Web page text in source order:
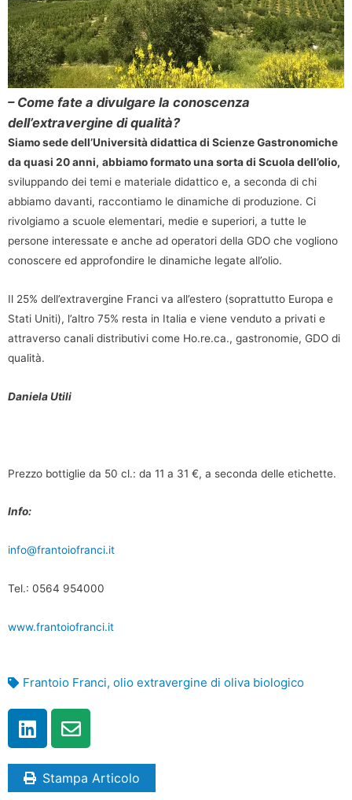
– Come fate a divulgare la conoscenza
dell’extravergine di qualità?
Siamo sede dell’Università didattica di Scienze Gastronomiche
da quasi 20 anni, abbiamo formato una sorta di Scuola dell’olio,
sviluppando dei temi e materiale didattico e, a seconda di chi
abbiamo davanti, raccontiamo le dinamiche di produzione. Ci
rivolgiamo a scuole elementari, medie e superiori, a tutte le
persone interessate e anche ad operatori della GDO che vogliono
conoscere ed approfondire le dinamiche legate all’olio.
Il 25% dell’extravergine Franci va all’estero (soprattutto Europa e
Stati Uniti), l’altro 75% resta in Italia e viene venduto a privati e
attraverso canali distributivi come Ho.re.ca., gastronomie, GDO di
qualità.
Daniela Utili
Prezzo bottiglie da 50 cl.: da 11 a 31 €, a seconda delle etichette.
Info:
info@frantoiofranci.it
Tel.: 0564 954000
www.frantoiofranci.it
Frantoio Franci, olio extravergine di oliva biologico
Stampa Articolo